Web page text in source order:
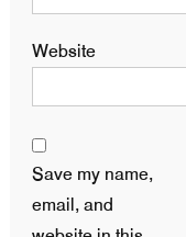
Website
Save my name,
email, and